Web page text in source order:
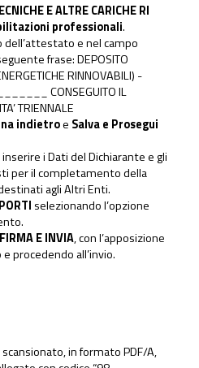
E ALTRE CARICHE RI
professionali.
dell’attestato e nel campo
frase: DEPOSITO
RINNOVABILI) -
CONSEGUITO IL
TRIENNALE
indietroe Salva e Prosegui
inserire i Dati del Dichiarante e gli
per il completamento della
agli Altri Enti.
selezionando l’opzione
FIRMA E INVIA, con l’apposizione
procedendo all’invio.
in formato PDF/A,